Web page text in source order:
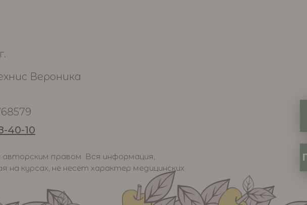
Вероника
правом. Вся информация,
на курсах, не несет характер медицинских
40-10